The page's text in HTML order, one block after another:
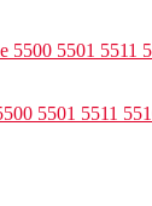
5501 5511